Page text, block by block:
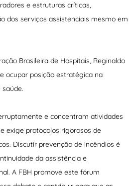
e estruturas críticas,
dos serviços assistenciais mesmo em
Brasileira de Hospitais, Reginaldo
ocupar posição estratégica na
e concentram atividades
exige protocolos rigorosos de
Discutir prevenção de incêndios é
da assistência e
A FBH promove este fórum